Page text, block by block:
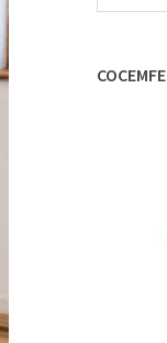
l
COCEMFE